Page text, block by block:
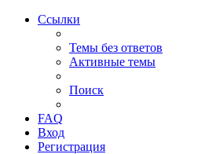
Ссылки
Темы без ответов
Активные темы
Поиск
FAQ
Вход
Регистрация